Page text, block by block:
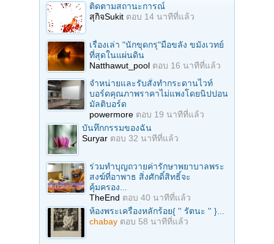
ติดตามสถานะการณ์
สุกิจSukit ตอบ 14 นาทีที่แล้ว
เรื่องเล่า "นักขุดกรุ"มือขลัง ขมังเวทย์
ที่สุดในแผ่นดิน
Natthawut_pool ตอบ 16 นาทีที่แล้ว
จำหน่ายและรับสั่งทำกระดานไวท์
บอร์ดคุณภาพราคาไม่แพงโดยนิปปอน
มัลติบอร์ด
powermore ตอบ 19 นาทีที่แล้ว
บันทึกกรรมของฉัน
Suryar ตอบ 32 นาทีที่แล้ว
ร่วมทำบุญถวายค่ารักษาพยาบาลพระ
สงฆ์ที่อาพาธ สิ่งศักดิ์สิทธิ์จะ
คุ้มครอง...
TheEnd ตอบ 40 นาทีที่แล้ว
ห้องพระเครื่องหลักร้อย{ '' รัตนะ '' }...
chabay ตอบ 58 นาทีที่แล้ว